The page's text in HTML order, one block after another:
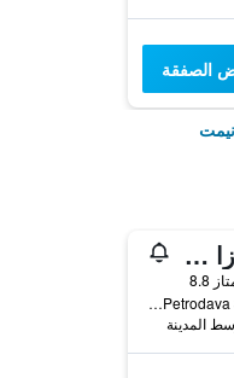
الصفقة
سنترال بلازا هوتل
8.8
Petrodava Square, No. 2-3, بياترا نيمت, رومانيا